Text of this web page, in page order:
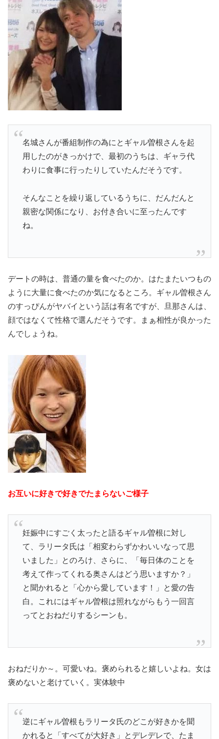
名城さんが番組制作の為にとギャル曽根さんを起
用したのがきっかけで、最初のうちは、ギャラ代
わりに食事に行ったりしていたんだそうです。
そんなことを繰り返しているうちに、だんだんと
親密な関係になり、お付き合いに至ったんです
ね。
デートの時は、普通の量を食べたのか。はたまたいつもの
ように大量に食べたのか気になるところ。ギャル曽根さん
のすっぴんがヤバイという話は有名ですが、旦那さんは、
顔ではなくて性格で選んだそうです。まぁ相性が良かった
んでしょうね。
お互いに好きで好きでたまらないご様子
妊娠中にすごく太ったと語るギャル曽根に対し
て、ラリータ氏は「相変わらずかわいいなって思
いました」とのろけ、さらに、「毎日体のことを
考えて作ってくれる奥さんはどう思いますか？」
と聞かれると「心から愛しています！」と愛の告
白。これにはギャル曽根は照れながらもう一回言
ってとおねだりするシーンも。
おねだりか～。可愛いね。褒められると嬉しいよね。女は
褒めないと老けていく。実体験中
逆にギャル曽根もラリータ氏のどこが好きかを聞
かれると「すべてが大好き」とデレデレで、たま